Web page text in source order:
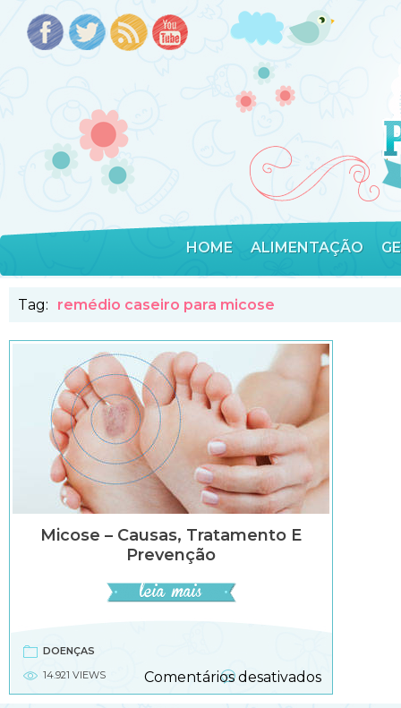
HOME ALIMENTAÇÃO
Tag: remédio caseiro para micose
Micose – Causas, Tratamento E
Prevenção
DOENÇAS
14.921 VIEWS
Comentários desativadosem
Micose